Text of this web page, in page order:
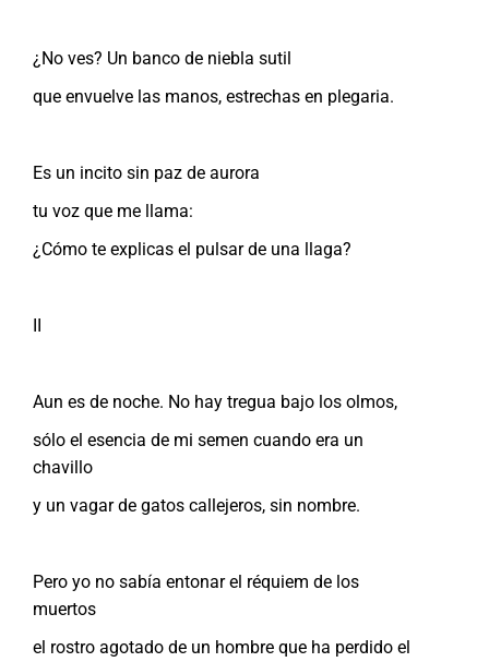
¿No ves? Un banco de niebla sutil
que envuelve las manos, estrechas en plegaria.
Es un incito sin paz de aurora
tu voz que me llama:
¿Cómo te explicas el pulsar de una llaga?
Aun es de noche. No hay tregua bajo los olmos,
sólo el esencia de mi semen cuando era un
chavillo
y un vagar de gatos callejeros, sin nombre.
Pero yo no sabía entonar el réquiem de los
muertos
el rostro agotado de un hombre que ha perdido el